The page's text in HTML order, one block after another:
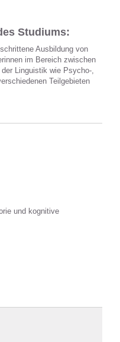
Studiums:
Ausbildung von
im Bereich zwischen
Linguistik wie Psycho-,
Teilgebieten
und kognitive